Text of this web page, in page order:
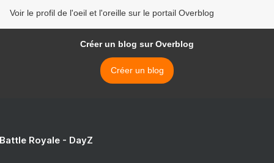
Voir le profil de l'oeil et l'oreille sur le portail Overblog
Créer un blog sur Overblog
Créer un blog
Royale - DayZ